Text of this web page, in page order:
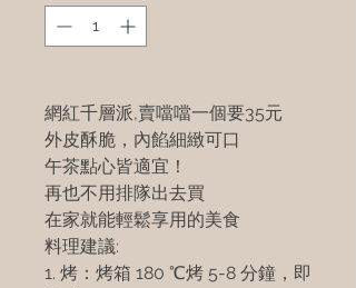
網紅千層派,賣噹噹一個要35元
外皮酥脆，內餡細緻可口
午茶點心皆適宜！
再也不用排隊出去買
在家就能輕鬆享用的美食
料理建議:
1. 烤：烤箱 180 ℃烤 5-8 分鐘，即